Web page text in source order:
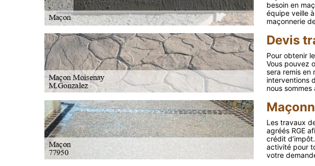
besoin en
équipe veille
maçonnerie
Devis
Pour obtenir
Vous pouvez
sera remis en
interventions
nous
Les travaux
agréés RGE
crédit
activité pour
votre